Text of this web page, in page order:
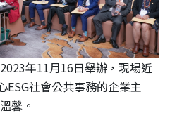
年11月16日舉辦，現場近
社會公共事務的企業主
馨。